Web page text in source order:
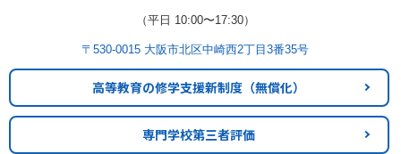
（平日 10:00〜17:30）
〒530-0015 大阪市北区中崎西2丁目3番35号
高等教育の修学支援新制度 （無償化）
専門学校第三者評価